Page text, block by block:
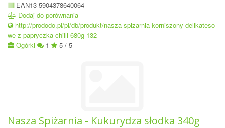
EAN13 5904378640064
Dodaj do porównania
http://prododo.pl/pl/db/produkt/nasza-spizarnia-korniszony-delikateso
we-z-papryczka-chilli-680g-132
Ogórki
1 5 / 5
Nasza Spiżarnia - Kukurydza słodka 340g